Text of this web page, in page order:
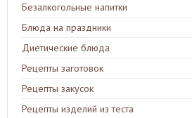
Безалкогольные напитки
Блюда на праздники
Диетические блюда
Рецепты заготовок
Рецепты закусок
Рецепты изделий из теста